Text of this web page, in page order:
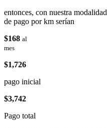
entonces, con nuestra modalidad
de pago por km serían
$168 al
mes
$1,726
pago inicial
$3,742
Pago total